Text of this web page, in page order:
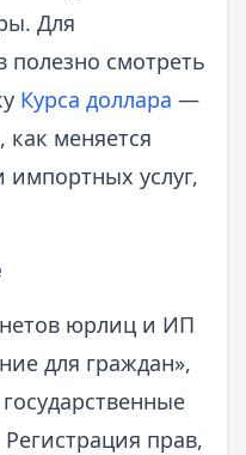
Для
полезно смотреть
Курса доллара —
как меняется
услуг,
юрлиц и ИП
для граждан»,
прав,